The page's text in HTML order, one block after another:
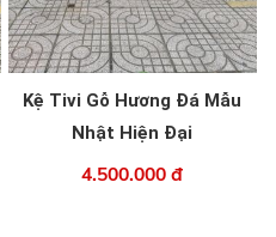
Kệ Tivi Gỗ Hương Đá Mẫu
Nhật Hiện Đại
4.500.000 đ